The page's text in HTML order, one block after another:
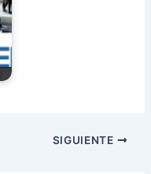
SIGUIENTE